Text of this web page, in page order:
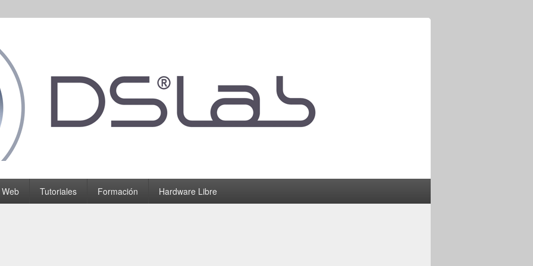
Tutoriales Formación Hardware Libre